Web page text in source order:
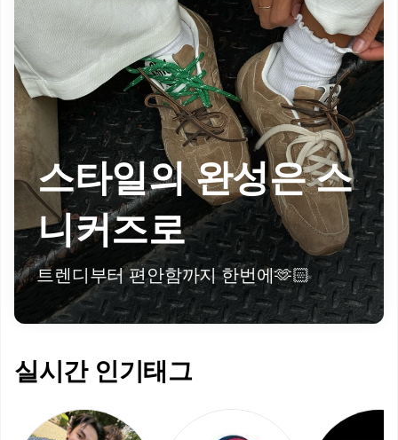
스타일의 완성은 스
니커즈로
트렌디부터 편안함까지 한번에🫶🏻
실시간 인기태그